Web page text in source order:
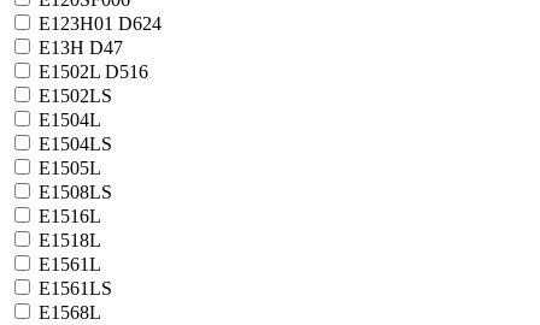
E123H01 D624
E13H D47
E1502L D516
E1502LS
E1504L
E1504LS
E1505L
E1508LS
E1516L
E1518L
E1561L
E1561LS
E1568L